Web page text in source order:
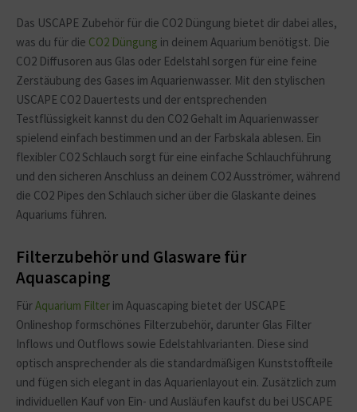
Das USCAPE Zubehör für die CO2 Düngung bietet dir dabei alles,
was du für die CO2 Düngung in deinem Aquarium benötigst. Die
CO2 Diffusoren aus Glas oder Edelstahl sorgen für eine feine
Zerstäubung des Gases im Aquarienwasser. Mit den stylischen
USCAPE CO2 Dauertests und der entsprechenden
Testflüssigkeit kannst du den CO2 Gehalt im Aquarienwasser
spielend einfach bestimmen und an der Farbskala ablesen. Ein
flexibler CO2 Schlauch sorgt für eine einfache Schlauchführung
und den sicheren Anschluss an deinem CO2 Ausströmer, während
die CO2 Pipes den Schlauch sicher über die Glaskante deines
Aquariums führen.
Filterzubehör und Glasware für
Aquascaping
FürAquarium Filter im Aquascaping bietet der USCAPE
Onlineshop formschönes Filterzubehör, darunter Glas Filter
Inflows und Outflows sowie Edelstahlvarianten. Diese sind
optisch ansprechender als die standardmäßigen Kunststoffteile
und fügen sich elegant in das Aquarienlayout ein. Zusätzlich zum
individuellen Kauf von Ein- und Ausläufen kaufst du bei USCAPE